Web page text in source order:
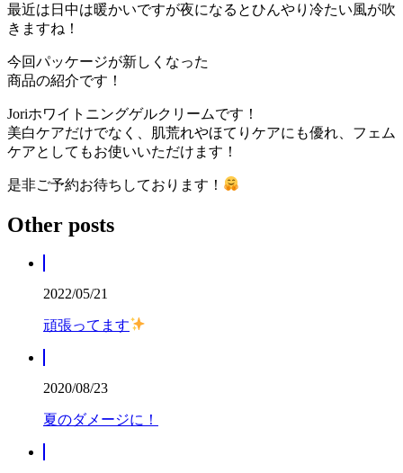
最近は日中は暖かいですが夜になるとひんやり冷たい風が吹
きますね！
今回パッケージが新しくなった
商品の紹介です！
Joriホワイトニングゲルクリームです！
美白ケアだけでなく、肌荒れやほてりケアにも優れ、フェム
ケアとしてもお使いいただけます！
是非ご予約お待ちしております！
Other posts
2022/05/21
頑張ってます
2020/08/23
夏のダメージに！